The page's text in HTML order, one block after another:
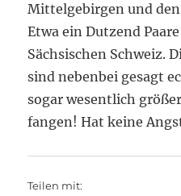
Mittelgebirgen und
Etwa ein Dutzend
Sächsischen Schweiz.
sind nebenbei gesagt
sogar wesentlich
fangen! Hat keine
Teilen mit: